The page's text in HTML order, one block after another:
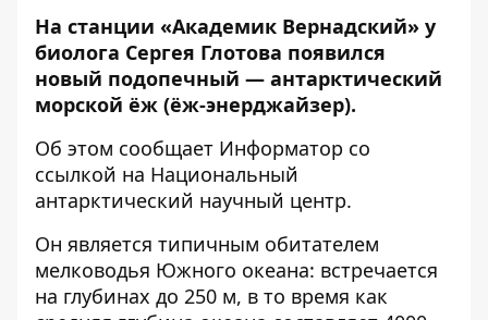
На станции «Академик Вернадский» у
биолога Сергея Глотова появился
новый подопечный — антарктический
морской ёж (ёж-энерджайзер).
Об этом сообщает Информатор со
ссылкой на Национальный
антарктический научный центр.
Он является типичным обитателем
мелководья Южного океана: встречается
на глубинах до 250 м, в то время как